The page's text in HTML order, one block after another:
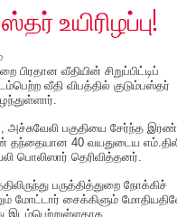
உயிரிழப்பு!
பிரதான வீதியின் சிறுப்பிட்டிப்
வீதி விபத்தில் குடும்பஸ்தர்
அச்சுவேலி பகுதியை சேர்ந்த
தந்தையான 40 வயதுடைய
பொலிஸார் தெரிவித்தனர்.
பருத்தித்துறை நோக்கிச்
மோட்டார் சைக்கிளும்
இடம்பெற்றுள்ளதாக